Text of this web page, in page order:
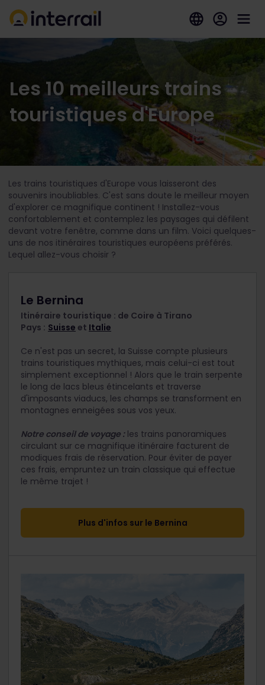
Les 10 meilleurs trains
touristiques d'Europe
Les trains touristiques d'Europe vous laisseront des
souvenirs inoubliables. C'est sans doute le meilleur moyen
d'explorer ce magnifique continent ! Installez-vous
confortablement et contemplez les paysages qui défilent
devant votre fenêtre, comme dans un film. Voici quelques-
uns de nos itinéraires touristiques européens préférés.
Lequel allez-vous choisir ?
Le Bernina
Itinéraire touristique : de Coire à Tirano
Pays : Suisse et Italie
Ce n'est pas un secret, la Suisse compte plusieurs
trains touristiques mythiques, mais celui-ci est tout
simplement exceptionnel ! Alors que le train serpente
le long de lacs bleus étincelants et traverse
d'imposants viaducs, les champs se transforment en
montagnes enneigées sous vos yeux.
Notre conseil de voyage :les trains panoramiques
circulant sur ce magnifique itinéraire facturent de
modiques frais de réservation. Pour éviter de payer
ces frais, empruntez un train classique qui effectue
le même trajet !
Plus d'infos sur le Bernina